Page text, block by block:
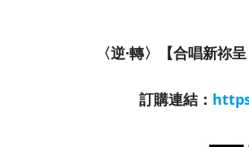
〈逆·轉〉【合唱新祢
訂購連結：